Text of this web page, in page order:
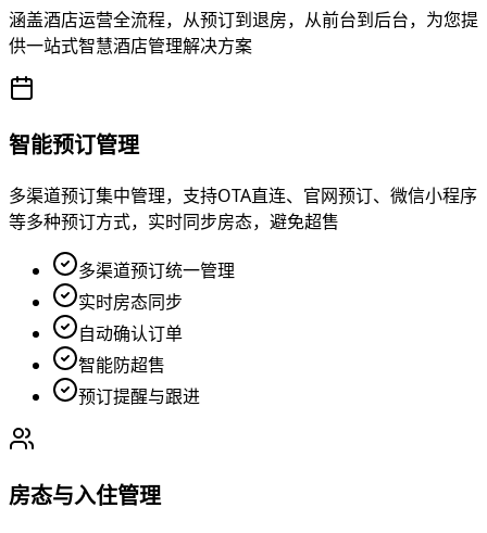
涵盖酒店运营全流程，从预订到退房，从前台到后台，为您提
供一站式智慧酒店管理解决方案
智能预订管理
多渠道预订集中管理，支持OTA直连、官网预订、微信小程序
等多种预订方式，实时同步房态，避免超售
多渠道预订统一管理
实时房态同步
自动确认订单
智能防超售
预订提醒与跟进
房态与入住管理